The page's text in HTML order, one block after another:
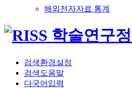
해외전자자료 통계
검색환경설정
검색도움말
다국어입력